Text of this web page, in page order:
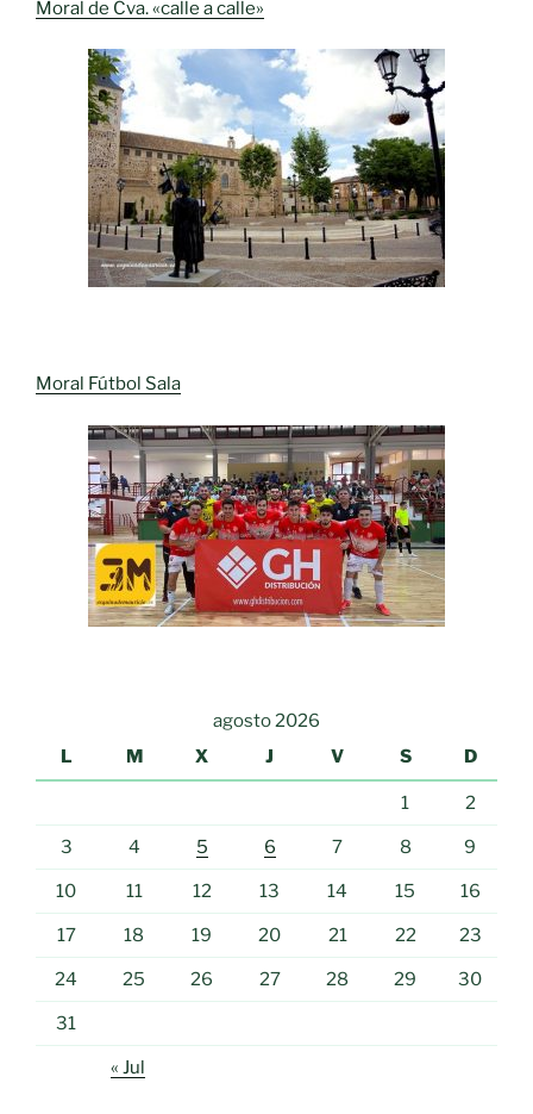
Moral de Cva. «calle a calle»
Moral Fútbol Sala
agosto 2026
L
M X J V S D
1 2
3 4 5 6 7 8 9
10 11 12 13 14 15 16
17 18 19 20 21 22 23
24 25 26 27 28 29 30
31
« Jul